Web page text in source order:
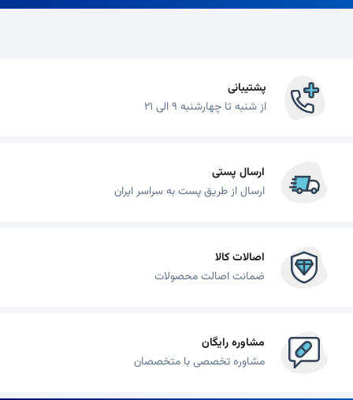
پشتیبانی
از شنبه تا چهارشنبه 9 الی 21
ارسال پستی
ارسال از طریق پست به سراسر ایران
اصالات کالا
ضمانت اصالت محصولات
مشاوره رایگان
مشاوره تخصصی با متخصصان